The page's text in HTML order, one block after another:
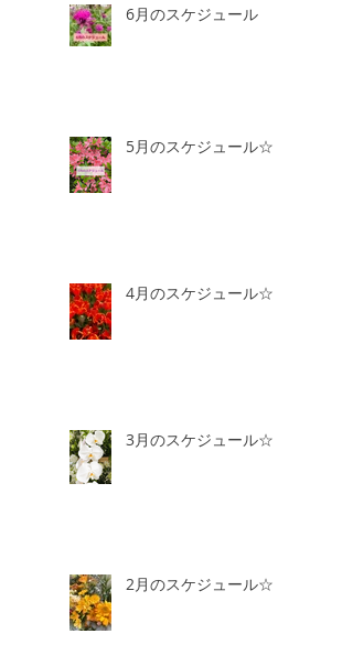
6月のスケジュール
5月のスケジュール☆
4月のスケジュール☆
3月のスケジュール☆
2月のスケジュール☆